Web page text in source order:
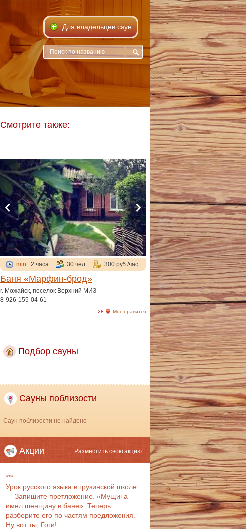
Для владельцев саун
Смотрите также:
min.: 2 часа 30 чел. 300 руб./час
Баня «Марфин-брод»
г. Можайск, поселок Верхний МИЗ
8-926-155-04-61
28 Мне нравится
Подбор сауны
Сауны поблизости
Саун поблизости не найдено
Акции Разместить свою акцию
***
Урок русского языка в грузинской школе.
— Запишите претложение. «Мущина
имел шенщину в бане». Теперь
разберите его по частям предложения.
Ну вот ты, Гоги!